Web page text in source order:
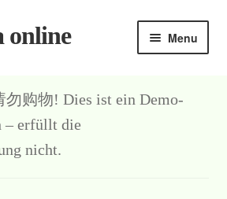
online Menu
购物! Dies ist ein Demo-
– erfüllt die
nicht.